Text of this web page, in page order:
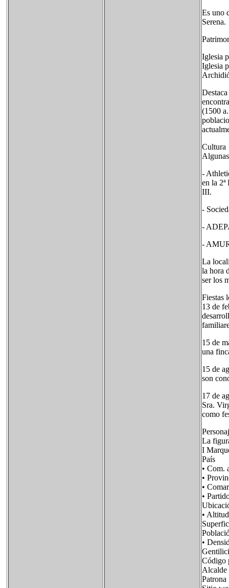
Es uno
Serena.
Iglesia
Iglesia
(1500
Cultura
-
en la
III.
-
-
-
La
la hora
ser los
Fiestas
13 de
15 de
una
15 de
son
17 de
Sra.
como
La
I
País
•
•
•
•
•
•